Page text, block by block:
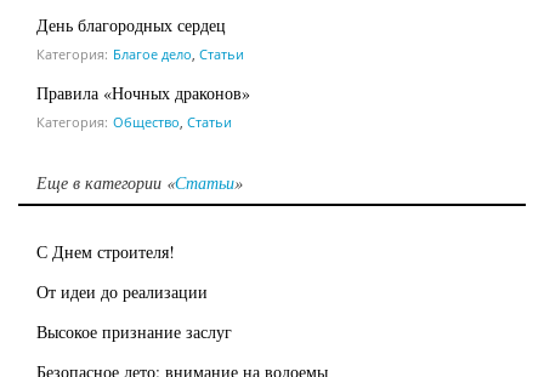
День благородных сердец
Категория: Благое дело Статьи
Правила «Ночных драконов»
Категория: Общество Статьи
Еще в категории «Статьи»
С Днем строителя!
От идеи до реализации
Высокое признание заслуг
Безопасное лето: внимание на водоемы